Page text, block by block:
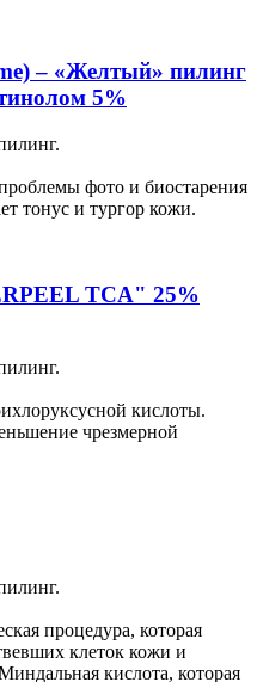
– «Желтый» пилинг
5%
фото и биостарения
тонус и тургор кожи.
TCA" 25%
кислоты.
чрезмерной
процедура, которая
клеток кожи и
кислота, которая